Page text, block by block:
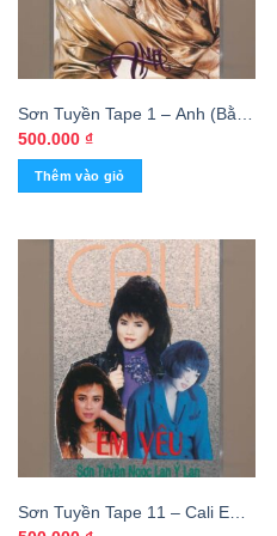
Sơn Tuyền Tape 1 – Anh (Bằng
Trắng) KGKSV
500.000 ₫
Thêm vào giỏ
Sơn Tuyền Tape 11 – Cali Em